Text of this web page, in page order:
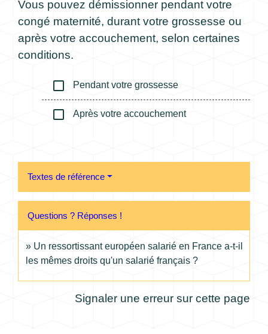
Vous pouvez démissionner pendant votre
congé maternité, durant votre grossesse ou
après votre accouchement, selon certaines
conditions.
check_box_outline_blank Pendant votre grossesse
check_box_outline_blank Après votre accouchement
Textes de référence
Questions ? Réponses !
Un ressortissant européen salarié en France a-t-il
les mêmes droits qu'un salarié français ?
Signaler une erreur sur cette page